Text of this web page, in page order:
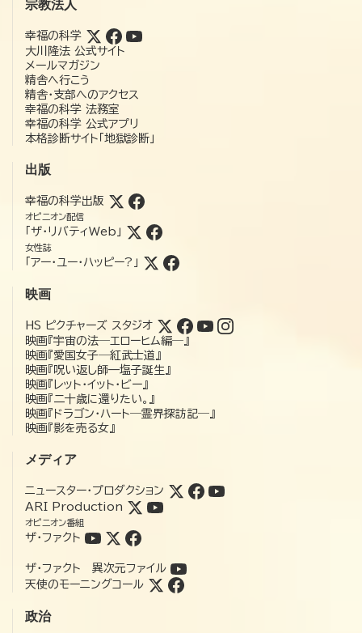
宗教法人
幸福の科学
大川隆法 公式サイト
メールマガジン
精舎へ行こう
精舎・支部へのアクセス
幸福の科学 法務室
幸福の科学 公式アプリ
本格診断サイト「地獄診断」
出版
幸福の科学出版
オピニオン配信
「ザ・リバティWeb」
女性誌
「アー・ユー・ハッピー?」
映画
HS ピクチャーズ スタジオ
映画『宇宙の法―エローヒム編―』
映画『愛国女子―紅武士道』
映画『呪い返し師—塩子誕生』
映画『レット・イット・ビー』
映画『二十歳に還りたい。』
映画『ドラゴン・ハート―霊界探訪記―』
映画『影を売る女』
メディア
ニュースター・プロダクション
ARI Production
オピニオン番組
ザ・ファクト
ザ・ファクト 異次元ファイル
天使のモーニングコール
政治